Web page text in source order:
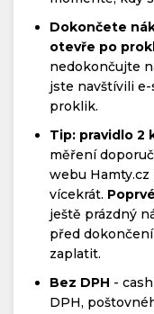
Dokončete
otevře po
nedokončujte
jste navštívili
proklik.
Tip: pravidlo 2
měření
webu
vícekrát. Poprvé
ještě prázdný
před
zaplatit.
Bez DPH -
DPH,